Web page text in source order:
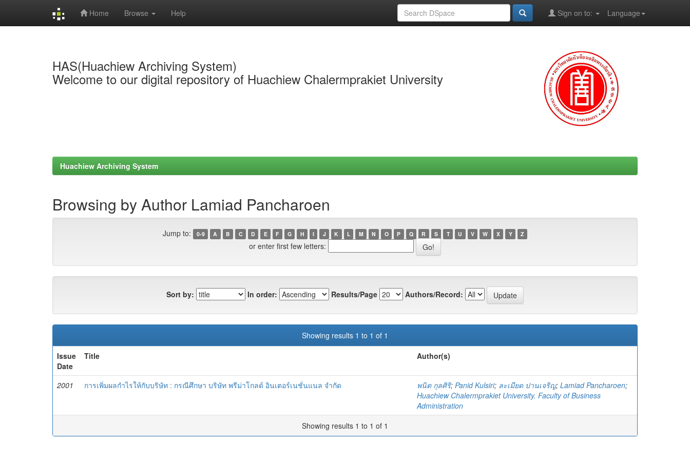
Home Browse Help Language
Sign on to:
HAS(Huachiew Archiving System)
Welcome to our digital repository of Huachiew Chalermprakiet University
Huachiew Archiving System
Browsing by Author Lamiad Pancharoen
Jump to: 0-9 A B C D E F G H I J K L M N O P Q R S T U V W X Y Z
or enter first few letters:
Sort by: In order: Results/Page Authors/Record:
Showing results 1 to 1 of 1
Issue
Date
Title Author(s)
2001 การเพิ่มผลกำไรให้กับบริษัท : กรณีศึกษา บริษัท พรีม่าโกลด์ อินเตอร์เนชั่นแนล จำกัด พนิต กุลศิริ; Panid Kulsiri; ละเมียด ปานเจริญ; Lamiad Pancharoen;
Huachiew Chalermprakiet University. Faculty of Business
Administration
Showing results 1 to 1 of 1